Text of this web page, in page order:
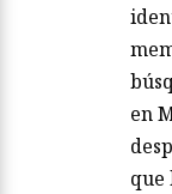
en
que